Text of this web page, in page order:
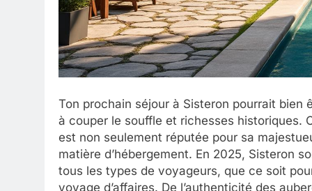
Ton prochain séjour à Sisteron pourrait
à couper le souffle et richesses historiques.
est non seulement réputée pour sa
matière d’hébergement. En 2025, Sisteron
tous les types de voyageurs, que ce soit
voyage d’affaires. De l’authenticité des